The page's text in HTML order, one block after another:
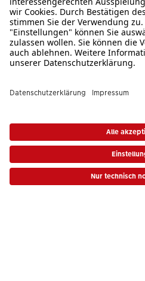
Bezahlarten
Unsere Versandpartner
Zertifizierungen & Initiativen
* Die UVP gelten inkl. MwSt. zzgl.